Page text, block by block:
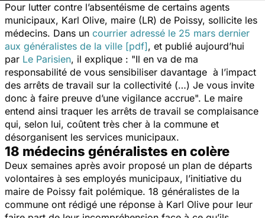
Pour lutter contre l’absentéisme de certains agents
municipaux, Karl Olive, maire (LR) de Poissy, sollicite les
médecins. Dans un courrier adressé le 25 mars dernier
aux généralistes de la ville [pdf], et publié aujourd’hui
par Le Parisien, il explique : "Il en va de ma
responsabilité de vous sensibiliser davantage à l’impact
des arrêts de travail sur la collectivité (…) Je vous invite
donc à faire preuve d’une vigilance accrue". Le maire
entend ainsi traquer les arrêts de travail se complaisance
qui, selon lui, coûtent très cher à la commune et
désorganisent les services municipaux.
18 médecins généralistes en colère
Deux semaines après avoir proposé un plan de départs
volontaires à ses employés municipaux, l’initiative du
maire de Poissy fait polémique. 18 généralistes de la
commune ont rédigé une réponse à Karl Olive pour leur